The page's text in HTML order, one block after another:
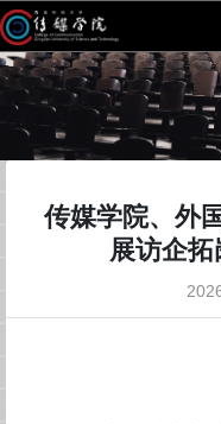
传媒学院、外
展访企